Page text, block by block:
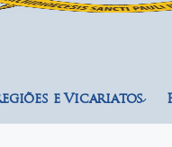
e Vicariatos